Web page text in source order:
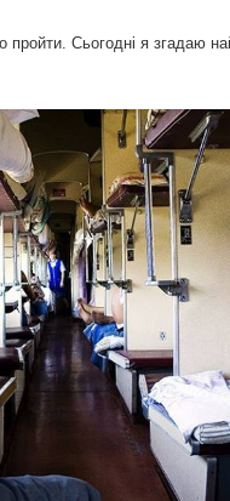
Сьогодні я згадаю